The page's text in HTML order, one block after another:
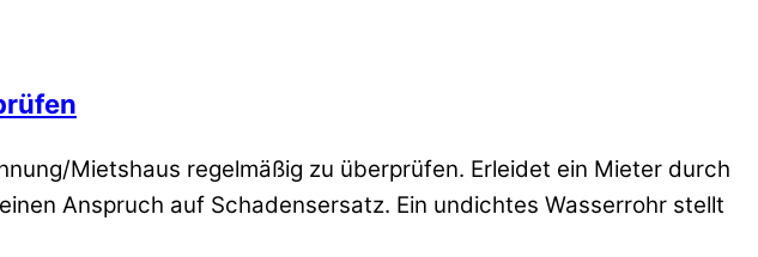
Mietshaus regelmäßig zu überprüfen. Erleidet ein Mieter durch
Anspruch auf Schadensersatz. Ein undichtes Wasserrohr stellt